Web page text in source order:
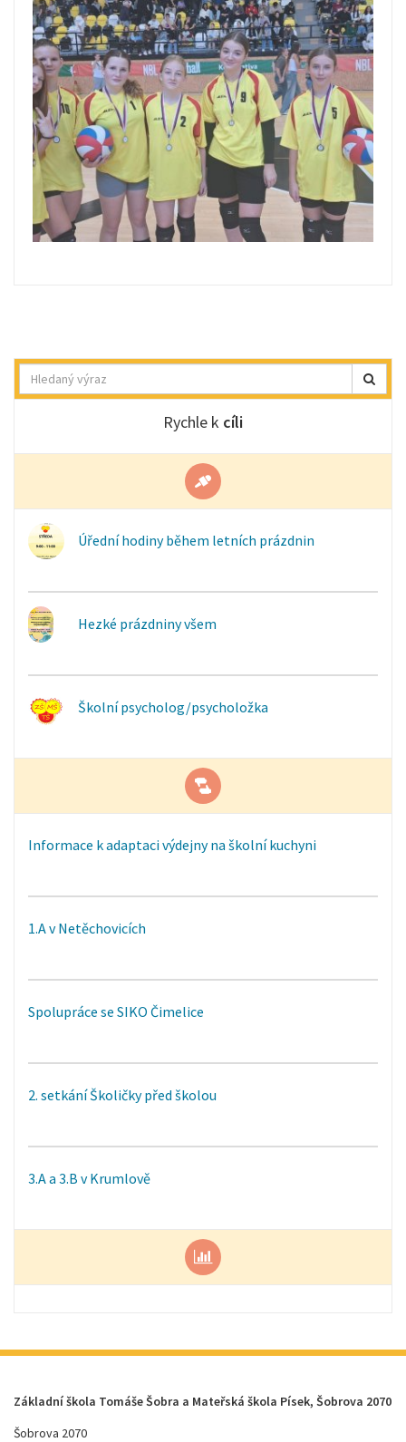
Hledat
Rychle k cíli
Úřední hodiny během letních prázdnin
Hezké prázdniny všem
Školní psycholog/psycholožka
Informace k adaptaci výdejny na školní kuchyni
1.A v Netěchovicích
Spolupráce se SIKO Čimelice
2. setkání Školičky před školou
3.A a 3.B v Krumlově
Základní škola Tomáše Šobra a Mateřská škola Písek, Šobrova 2070
Šobrova 2070